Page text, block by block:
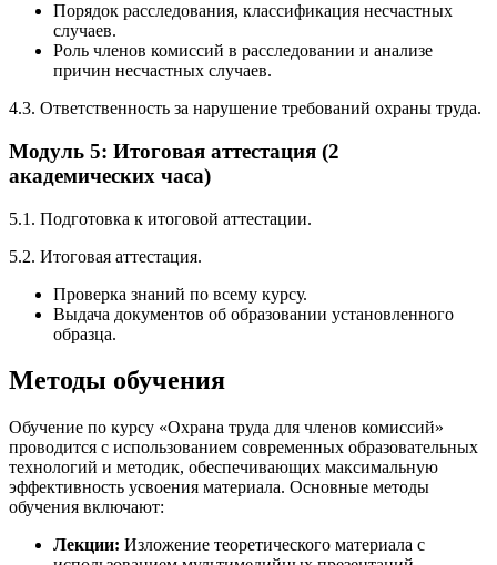
Порядок расследования, классификация несчастных
случаев.
Роль членов комиссий в расследовании и анализе
причин несчастных случаев.
4.3. Ответственность за нарушение требований охраны труда.
Модуль 5: Итоговая аттестация (2
академических часа)
5.1. Подготовка к итоговой аттестации.
5.2. Итоговая аттестация.
Проверка знаний по всему курсу.
Выдача документов об образовании установленного
образца.
Методы обучения
Обучение по курсу «Охрана труда для членов комиссий»
проводится с использованием современных образовательных
технологий и методик, обеспечивающих максимальную
эффективность усвоения материала. Основные методы
обучения включают:
Лекции: Изложение теоретического материала с